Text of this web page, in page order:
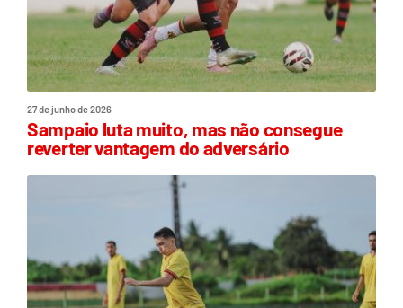
27 de junho de 2026
Sampaio luta muito, mas não consegue
reverter vantagem do adversário